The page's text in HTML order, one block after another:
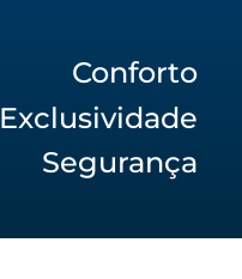
Conforto
Exclusividade
Segurança